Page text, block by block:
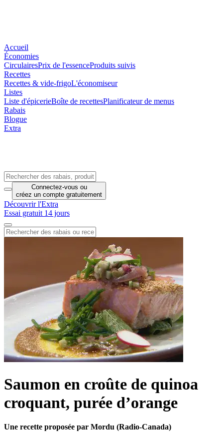
Accueil
Économies
CirculairesPrix de l'essenceProduits suivis
Recettes
Recettes & vide-frigoL'économiseur
Listes
Liste d'épicerieBoîte de recettesPlanificateur de menus
Rabais
Blogue
Extra
Connectez-vous ou
créez un compte gratuitement
Découvrir l'Extra
Essai gratuit 14 jours
Saumon en croûte de quinoa
croquant, purée d’orange
Une recette proposée par Mordu (Radio-Canada)